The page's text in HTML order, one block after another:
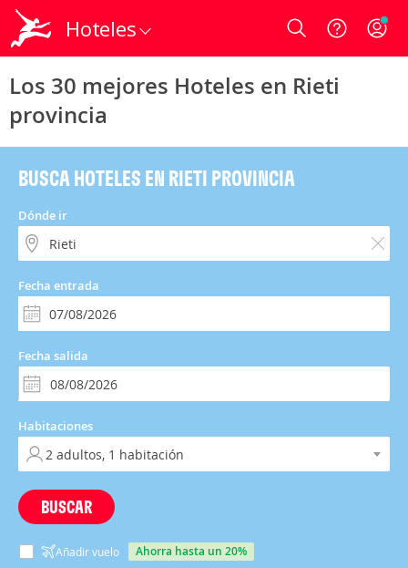
Hoteles Login
Los 30 mejores Hoteles en Rieti
provincia
BUSCA HOTELES EN RIETI PROVINCIA
Dónde ir
Fecha entrada
Fecha salida
Habitaciones
BUSCAR
Añadir vuelo ahorra hasta un 20%